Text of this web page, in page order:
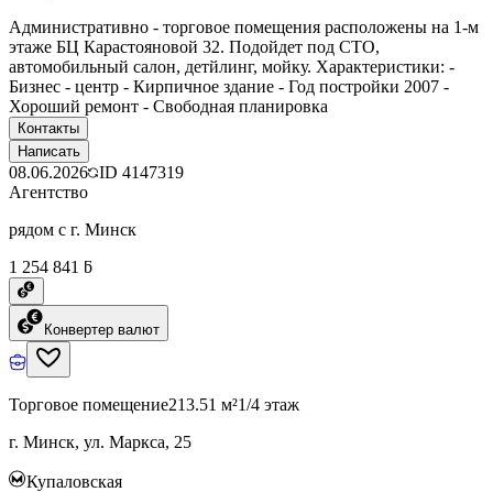
Административно - торговое помещения расположены на 1-м
этаже БЦ Карастояновой 32. Подойдет под СТО,
автомобильный салон, детйлинг, мойку. Характеристики: -
Бизнес - центр - Кирпичное здание - Год постройки 2007 -
Хороший ремонт - Свободная планировка
Контакты
Написать
08.06.2026 ID 4147319
Агентство
рядом с г. Минск
1 254 841 ƃ
Конвертер валют
Торговое помещение213.51 м²1/4 этаж
г. Минск, ул. Маркса, 25
Купаловская